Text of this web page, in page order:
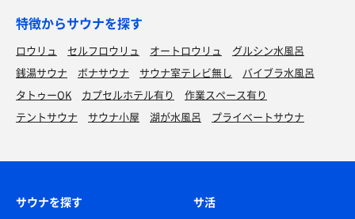
特徴からサウナを探す
ロウリュ セルフロウリュ オートロウリュ
グルシン水風呂
銭湯サウナ
ボナサウナ サウナ室テレビ無し
バイブラ水風呂
タトゥーOK
カプセルホテル有り
作業スペース有り
テントサウナ
サウナ小屋 湖が水風呂 プライベートサウナ
サウナを探す サ活